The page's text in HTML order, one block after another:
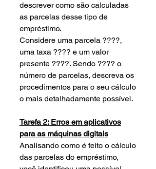
descrever como são calculadas
as parcelas desse tipo de
empréstimo.
Considere uma parcela ????,
uma taxa ???? e um valor
presente ????. Sendo ???? o
número de parcelas, descreva os
procedimentos para o seu cálculo
o mais detalhadamente possível.
Tarefa 2: Erros em aplicativos
para as máquinas digitais
Analisando como é feito o cálculo
das parcelas do empréstimo,